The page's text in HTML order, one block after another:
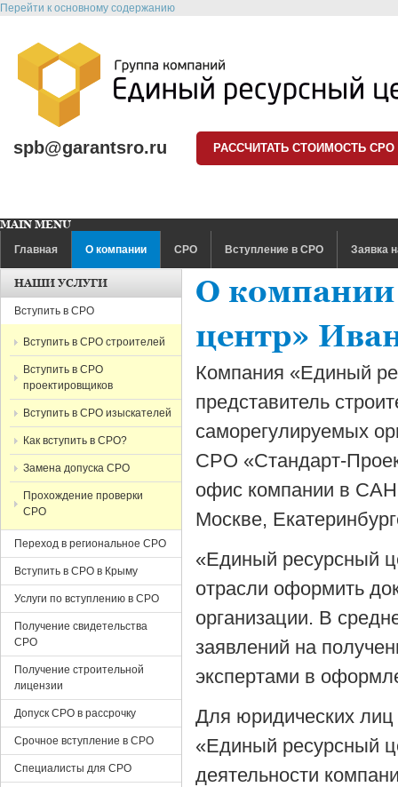
Перейти к основному содержанию
spb@garantsro.ru РАССЧИТАТЬ СТОИМОСТЬ СРО
MAIN MENU
Главная
О компании СРО Вступление в СРО Заявка
О
центр»
Компания «Единый
представитель
саморегулируемых
СРО «Стандарт-
офис компании в
Москве,
«Единый ресурсный
отрасли оформить
организации. В
заявлений на
экспертами в
Для юридических лиц
«Единый ресурсный
деятельности
НАШИ УСЛУГИ
Вступить в СРО
Вступить в СРО строителей
Вступить в СРО
проектировщиков
Вступить в СРО изыскателей
Как вступить в СРО?
Замена допуска СРО
Прохождение проверки
СРО
Переход в региональное СРО
Вступить в СРО в Крыму
Услуги по вступлению в СРО
Получение свидетельства
СРО
Получение строительной
лицензии
Допуск СРО в рассрочку
Срочное вступление в СРО
Специалисты для СРО